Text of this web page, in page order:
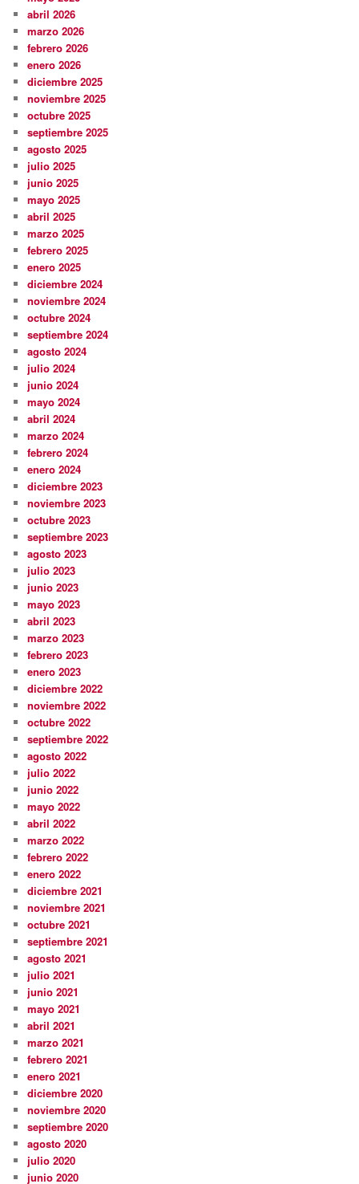
abril 2026
marzo 2026
febrero 2026
enero 2026
diciembre 2025
noviembre 2025
octubre 2025
septiembre 2025
agosto 2025
julio 2025
junio 2025
mayo 2025
abril 2025
marzo 2025
febrero 2025
enero 2025
diciembre 2024
noviembre 2024
octubre 2024
septiembre 2024
agosto 2024
julio 2024
junio 2024
mayo 2024
abril 2024
marzo 2024
febrero 2024
enero 2024
diciembre 2023
noviembre 2023
octubre 2023
septiembre 2023
agosto 2023
julio 2023
junio 2023
mayo 2023
abril 2023
marzo 2023
febrero 2023
enero 2023
diciembre 2022
noviembre 2022
octubre 2022
septiembre 2022
agosto 2022
julio 2022
junio 2022
mayo 2022
abril 2022
marzo 2022
febrero 2022
enero 2022
diciembre 2021
noviembre 2021
octubre 2021
septiembre 2021
agosto 2021
julio 2021
junio 2021
mayo 2021
abril 2021
marzo 2021
febrero 2021
enero 2021
diciembre 2020
noviembre 2020
septiembre 2020
agosto 2020
julio 2020
junio 2020